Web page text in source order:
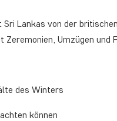
Lankas von der
Umzügen und
des Winters
können